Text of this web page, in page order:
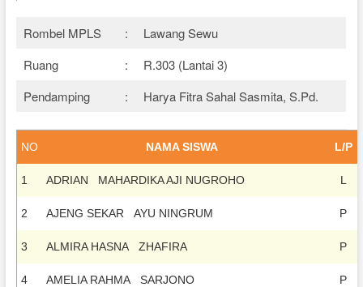
Rombel MPLS :
Lawang Sewu
Ruang
:
R.303 (Lantai 3)
Pendamping
: Harya Fitra Sahal Sasmita, S.Pd.
NO NAMA SISWA L/P
1 ADRIAN MAHARDIKA AJI NUGROHO L
2 AJENG SEKAR AYU NINGRUM P
3 ALMIRA HASNA ZHAFIRA P
4 AMELIA RAHMA SARJONO P